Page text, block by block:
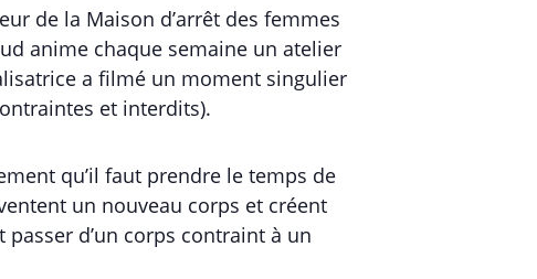
de la Maison d’arrêt des femmes
anime chaque semaine un atelier
a filmé un moment singulier
et interdits).
qu’il faut prendre le temps de
un nouveau corps et créent
d’un corps contraint à un